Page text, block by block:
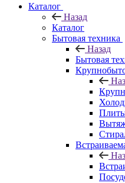
Каталог
Назад
Каталог
Бытовая техника
Назад
Бытовая